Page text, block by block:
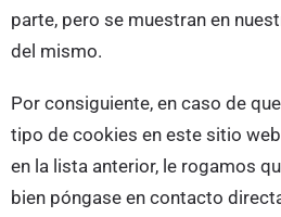
parte, pero se muestran en
del mismo.
Por consiguiente, en caso de
tipo de cookies en este sitio
en la lista anterior, le rogamos
bien póngase en contacto